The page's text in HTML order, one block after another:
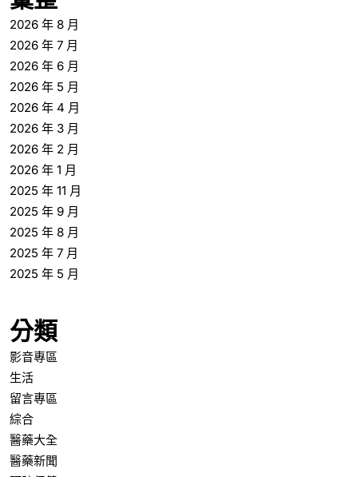
2026 年 8 月
2026 年 7 月
2026 年 6 月
2026 年 5 月
2026 年 4 月
2026 年 3 月
2026 年 2 月
2026 年 1 月
2025 年 11 月
2025 年 9 月
2025 年 8 月
2025 年 7 月
2025 年 5 月
分類
影音專區
生活
留言專區
綜合
醫藥大全
醫藥新聞